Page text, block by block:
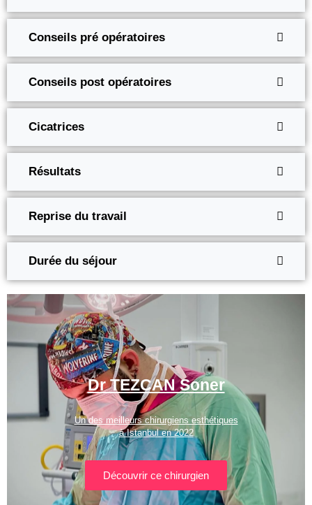
Conseils pré opératoires
Conseils post opératoires
Cicatrices
Résultats
Reprise du travail
Durée du séjour
Dr TEZCAN Soner
Un des meilleurs chirurgiens esthétiques
à Istanbul en 2022
Découvrir ce chirurgien